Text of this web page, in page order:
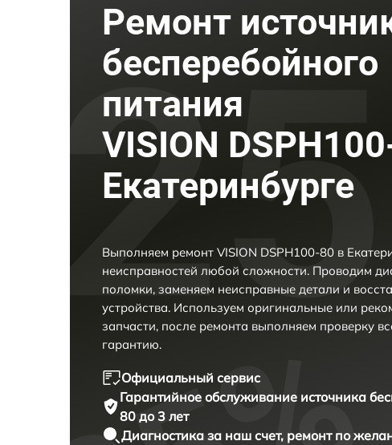
Ремонт
бесперебойного
питания
VISION
Екатеринбурге
Выполняем ремонт VISION DSPH100-80 в
неисправностей любой сложности. Проводим
поломки, заменяем неисправные детали и
устройства. Используем оригинальные или
запчасти, после ремонта выполняем проверку
гарантию.
Официальный сервис
Гарантийное обслуживание источника
80 до 3 лет
Диагностика за наш счет, ремонт по